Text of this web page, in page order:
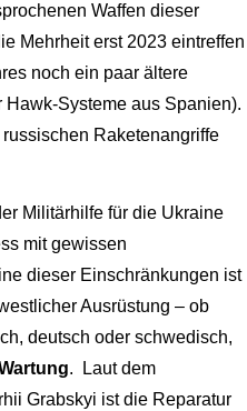
Waffen dieser
Mehrheit erst 2023 eintreffen
noch ein paar ältere
Systeme aus Spanien).
Raketenangriffe
Militärhilfe für die Ukraine
mit gewissen
dieser Einschränkungen ist
Ausrüstung – ob
deutsch oder schwedisch,
. Laut dem
Grabskyi ist die Reparatur